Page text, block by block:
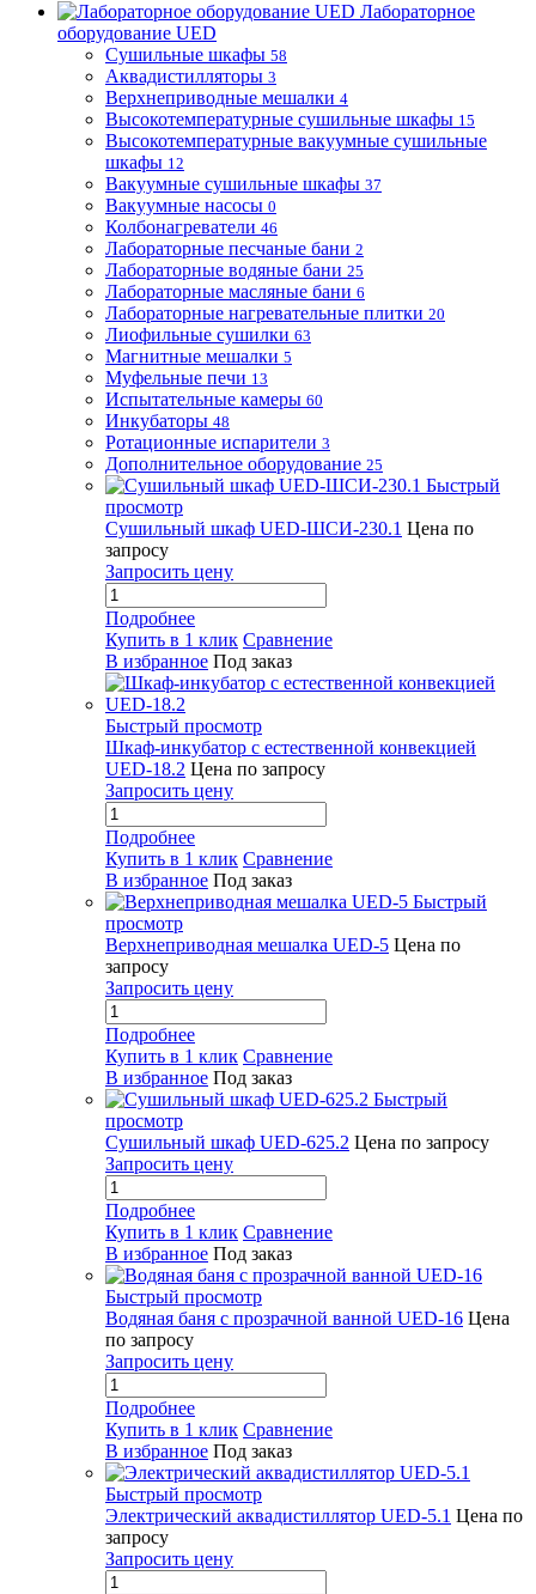
Лабораторное
оборудование UED
Сушильные шкафы 58
Аквадистилляторы 3
Верхнеприводные мешалки 4
Высокотемпературные сушильные шкафы 15
Высокотемпературные вакуумные сушильные
шкафы 12
Вакуумные сушильные шкафы 37
Вакуумные насосы 0
Колбонагреватели 46
Лабораторные песчаные бани 2
Лабораторные водяные бани 25
Лабораторные масляные бани 6
Лабораторные нагревательные плитки 20
Лиофильные сушилки 63
Магнитные мешалки 5
Муфельные печи 13
Испытательные камеры 60
Инкубаторы 48
Ротационные испарители 3
Дополнительное оборудование 25
Быстрый
просмотр
Сушильный шкаф UED-ШСИ-230.1 Цена по
запросу
Запросить цену
Подробнее
Купить в 1 клик Сравнение
В избранное Под заказ
Быстрый просмотр
Шкаф-инкубатор с естественной конвекцией
UED-18.2 Цена по запросу
Запросить цену
Подробнее
Купить в 1 клик Сравнение
В избранное Под заказ
Быстрый
просмотр
Верхнеприводная мешалка UED-5 Цена по
запросу
Запросить цену
Подробнее
Купить в 1 клик Сравнение
В избранное Под заказ
Быстрый
просмотр
Сушильный шкаф UED-625.2 Цена по запросу
Запросить цену
Подробнее
Купить в 1 клик Сравнение
В избранное Под заказ
Быстрый просмотр
Водяная баня с прозрачной ванной UED-16 Цена
по запросу
Запросить цену
Подробнее
Купить в 1 клик Сравнение
В избранное Под заказ
Быстрый просмотр
Электрический аквадистиллятор UED-5.1 Цена по
запросу
Запросить цену